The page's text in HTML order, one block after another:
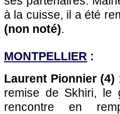
à la cuisse, il a été
(non noté).
MONTPELLIER :
Laurent Pionnier (4)
remise de Skhiri, le
rencontre en